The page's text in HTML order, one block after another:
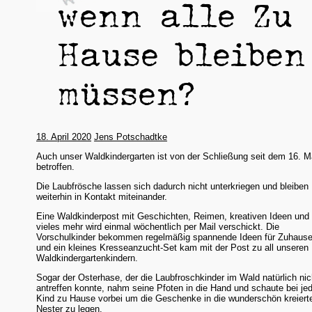
wenn alle Zu
Hause bleiben
müssen?
18. April 2020 Jens Potschadtke
Auch unser Waldkindergarten ist von der Schließung seit dem 16.
betroffen.
Die Laubfrösche lassen sich dadurch nicht unterkriegen und bleiben
weiterhin in Kontakt miteinander.
Eine Waldkinderpost mit Geschichten, Reimen, kreativen Ideen und
vieles mehr wird einmal wöchentlich per Mail verschickt. Die
Vorschulkinder bekommen regelmäßig spannende Ideen für
und ein kleines Kresseanzucht-Set kam mit der Post zu all unseren
Waldkindergartenkindern.
Sogar der Osterhase, der die Laubfroschkinder im Wald natürlich
antreffen konnte, nahm seine Pfoten in die Hand und schaute bei
Kind zu Hause vorbei um die Geschenke in die wunderschön
Nester zu legen.